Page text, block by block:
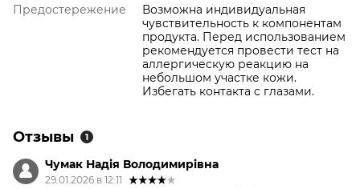
Предостережение
Возможна индивидуальная
чувствительность к компонентам
продукта. Перед использованием
рекомендуется провести тест на
аллергическую реакцию на
небольшом участке кожи.
Избегать контакта с глазами.
Отзывы 1
Чумак Надія Володимирівна
29.01.2026 в 12:11